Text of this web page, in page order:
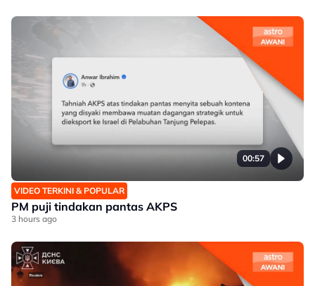
00:57
VIDEO TERKINI & POPULAR
PM puji tindakan pantas AKPS
3 hours ago